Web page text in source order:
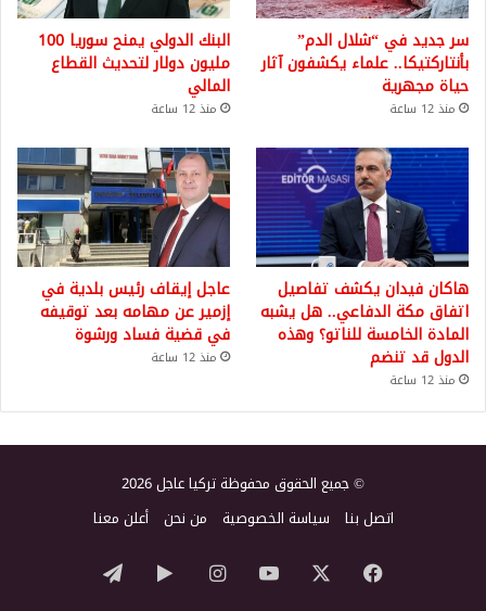
سر جديد في “شلال الدم”
بأنتاركتيكا.. علماء يكشفون آثار
حياة مجهرية
منذ 12 ساعة
البنك الدولي يمنح سوريا 100
مليون دولار لتحديث القطاع
المالي
منذ 12 ساعة
هاكان فيدان يكشف تفاصيل
اتفاق مكة الدفاعي.. هل يشبه
المادة الخامسة للناتو؟ وهذه
الدول قد تنضم
منذ 12 ساعة
عاجل إيقاف رئيس بلدية في
إزمير عن مهامه بعد توقيفه
في قضية فساد ورشوة
منذ 12 ساعة
© جميع الحقوق محفوظة تركيا عاجل 2026
اتصل بنا سياسة الخصوصية من نحن أعلن معنا
فيسبوك ‫YouTubeانستقرام‏Googleتيلقرام